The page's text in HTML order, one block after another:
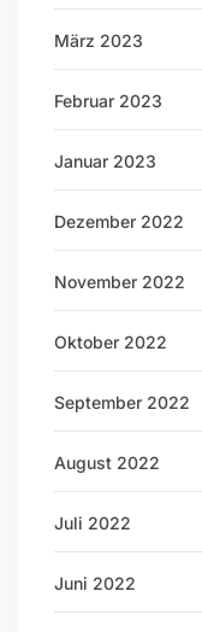
März 2023
Februar 2023
Januar 2023
Dezember 2022
November 2022
Oktober 2022
September 2022
August 2022
Juli 2022
Juni 2022